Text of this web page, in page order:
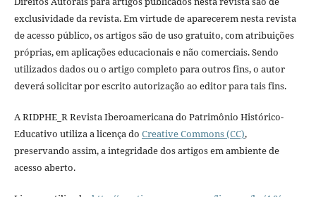
exclusividade da revista. Em virtude de aparecerem nesta revista
de acesso público, os artigos são de uso gratuito, com atribuições
próprias, em aplicações educacionais e não comerciais. Sendo
utilizados dados ou o artigo completo para outros fins, o autor
deverá solicitar por escrito autorização ao editor para tais fins.
A RIDPHE_R Revista Iberoamericana do Patrimônio Histórico-
Educativo utiliza a licença do Creative Commons (CC),
preservando assim, a integridade dos artigos em ambiente de
acesso aberto.